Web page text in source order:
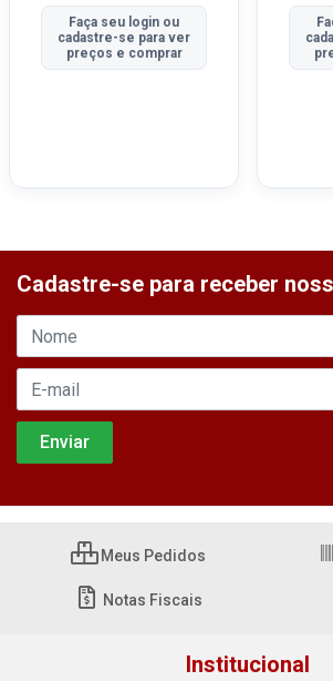
Faça seu login ou
cadastre-se para ver
preços e comprar
Cadastre-se para receber
Meus Pedidos
Notas Fiscais
Institucional